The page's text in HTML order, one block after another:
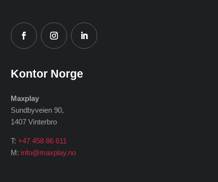
Kontor Norge
Maxplay
Sundbyveien 90,
1407 Vinterbro
T:+47 458 86 611
M: info@maxplay.no